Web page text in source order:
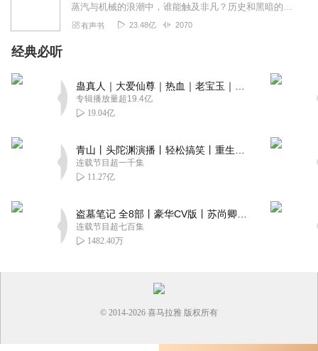
蒸汽与机械的浪潮中，谁能触及非凡？历史和黑暗的迷雾里，又是谁在耳语？我从诡秘中醒来，睁眼看见这个世界：枪械，大炮，巨舰，飞空艇，差分机；魔药，占卜，诅咒，倒吊人...
有声书 23.48亿 2070
经典必听
专辑播放量超19.4亿
19.04亿
连载节目超一千集
11.27亿
连载节目超七百集
1482.40万
© 2014-2026 喜马拉雅 版权所有